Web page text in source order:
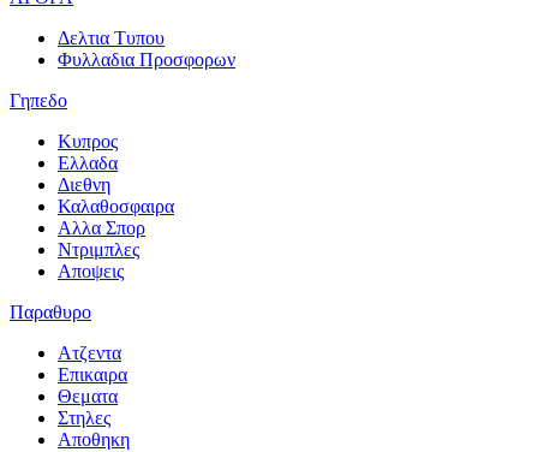
Δελτια Τυπου
Φυλλαδια Προσφορων
Γηπεδο
Κυπρος
Ελλαδα
Διεθνη
Καλαθοσφαιρα
Αλλα Σπορ
Ντριμπλες
Αποψεις
Παραθυρο
Ατζεντα
Επικαιρα
Θεματα
Στηλες
Αποθηκη